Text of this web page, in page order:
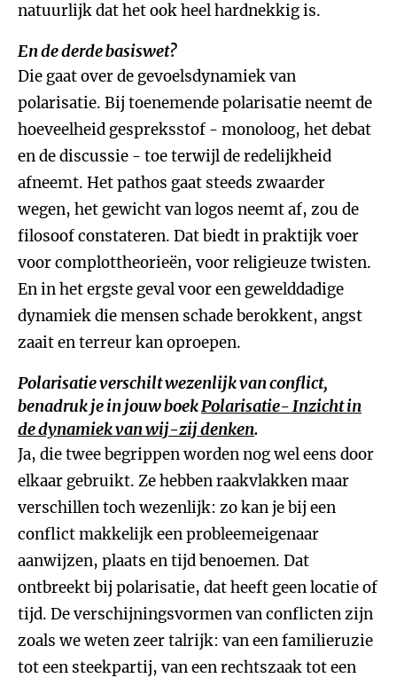
natuurlijk dat het ook heel hardnekkig is.
En de derde basiswet?
Die gaat over de gevoelsdynamiek van
polarisatie. Bij toenemende polarisatie neemt de
hoeveelheid gespreksstof - monoloog, het debat
en de discussie - toe terwijl de redelijkheid
afneemt. Het pathos gaat steeds zwaarder
wegen, het gewicht van logos neemt af, zou de
filosoof constateren. Dat biedt in praktijk voer
voor complottheorieën, voor religieuze twisten.
En in het ergste geval voor een gewelddadige
dynamiek die mensen schade berokkent, angst
zaait en terreur kan oproepen.
Polarisatie verschilt wezenlijk van conflict,
benadruk je in jouw boekPolarisatie- Inzicht in
de dynamiek van wij-zij denken.
Ja, die twee begrippen worden nog wel eens door
elkaar gebruikt. Ze hebben raakvlakken maar
verschillen toch wezenlijk: zo kan je bij een
conflict makkelijk een probleemeigenaar
aanwijzen, plaats en tijd benoemen. Dat
ontbreekt bij polarisatie, dat heeft geen locatie of
tijd. De verschijningsvormen van conflicten zijn
zoals we weten zeer talrijk: van een familieruzie
tot een steekpartij, van een rechtszaak tot een